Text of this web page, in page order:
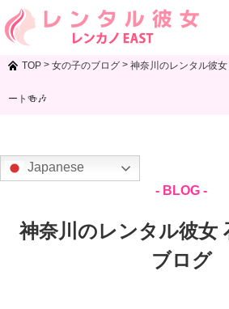
TOP > 女の子のブログ > 神奈川のレンタル彼
ート🍻🎶
Japanese
- BLOG -
神奈川のレンタル彼女
ブログ